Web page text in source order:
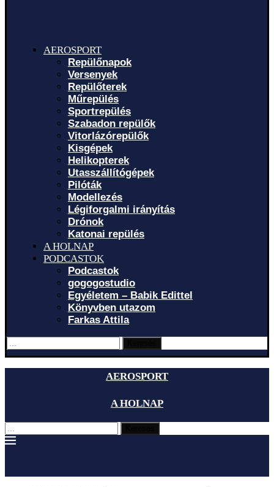
AEROSPORT
Repülőnapok
Versenyek
Repülőterek
Műrepülés
Sportrepülés
Szabadon repülők
Vitorlázórepülők
Kisgépek
Helikopterek
Utasszállítógépek
Pilóták
Modellezés
Légiforgalmi irányítás
Drónok
Katonai repülés
A HOLNAP
PODCASTOK
Podcastok
gogogostudio
Egyéletem – Babik Edittel
Könyvben utazom
Farkas Attila
AEROSPORT
A HOLNAP